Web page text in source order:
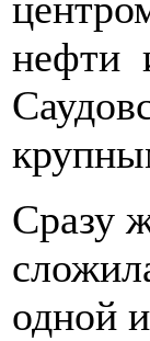
нефти
Сразу
одной